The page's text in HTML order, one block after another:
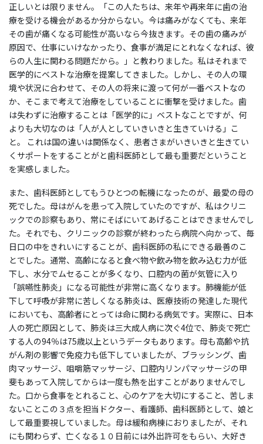
正しいとは限りません。「この人たちは、来年や再来年に歯の治
療を受ける機会があるか分からない。今は痛みがなくても、来年
その歯が痛くなる可能性が高いなら今抜きます。その歯の痛みが
原因で、仕事にいけなかったり、食事が満足にとれなくなれば、彼
らの人生に関わる問題だから。」と教わりました。私はそれまで
医学的にベストな治療を提案してきました。しかし、その人の環
境や状況に合わせて、その人の将来に渡って何が一番ベストなの
か、そこまで考えて治療をしていることに衝撃を受けました。歯
は失わずに治療することは「医学的に」ベストなことですが、何
よりも大切なのは「人が人としていきいきと生きていける」こ
と。 これは国の違いは関係なく、患者さまがいきいきと生きてい
くサポートをすることがと歯科医師として最も重要だということ
を実感しました。
また、歯科医師としてもうひとつの転機になったのが、最愛の母の
死でした。母はがんを患って入院していたのですが、私はクリニ
ックでの診察もあり、常にそばにいてあげることはできませんでし
た。それでも、クリニックの診察が終わったら病院へ向かって、毎
日口の中をきれいにすることが、歯科医師の私にできる最善のこ
とでした。通常、高齢になると食べ物や飲み物を飲み込む力が低
下し、水分でムセることが多くなり、口腔内の菌が気管に入り
「誤嚥性肺炎」になる可能性が非常に高くなります。肺機能が低
下して呼吸が非常に苦しくなる肺炎は、医療技術の発達した現代
においても、高齢者にとっては命に関わる病気です。実際に、日本
人の死亡原因として、肺炎は三大成人病に次ぐ4位で、肺炎で死亡
する人の94％は75歳以上というデータもあります。母も高齢や抗
がん剤の影響で免疫力も低下していましたが、ブラッシング、歯
肉マッサージ、咀嚼筋マッサージ、口腔内リンパマッサージの甲
斐もあって入院してからは一度も熱を出すことがありませんでし
た。口から食事をとれること、心のケアを大切にすること、苦しま
ないことこの３点を担当ドクター、看護師、歯科医師として、娘と
して最重要視していました。母は緩和病棟におりましたが、それ
にも関わらず、亡くなる１０日前には外出許可をもらい、大好き